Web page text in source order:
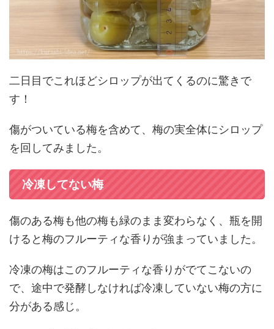
二日目でこれほどシロップが出てくるのに驚きで
す！
傷がついている梅を含めて、梅の実全体にシロップ
を回してみました。
冷凍してない梅
傷のある梅も他の梅も緑のまま変わらなく、瓶を開
けると梅のフルーティな香りが強まっていました。
冷凍の梅はこのフルーティな香りがでてこないの
で、途中で発酵しなければ冷凍していない梅の方に
分がある感じ。